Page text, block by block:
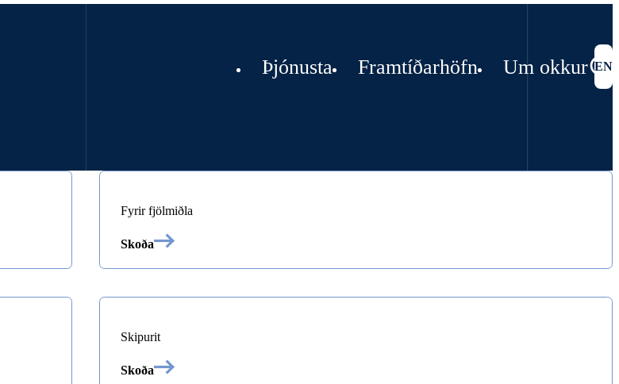
Þjónusta Framtíðarhöfn Um okkur EN
Fyrir fjölmiðla
Skoða
Skipurit
Skoða